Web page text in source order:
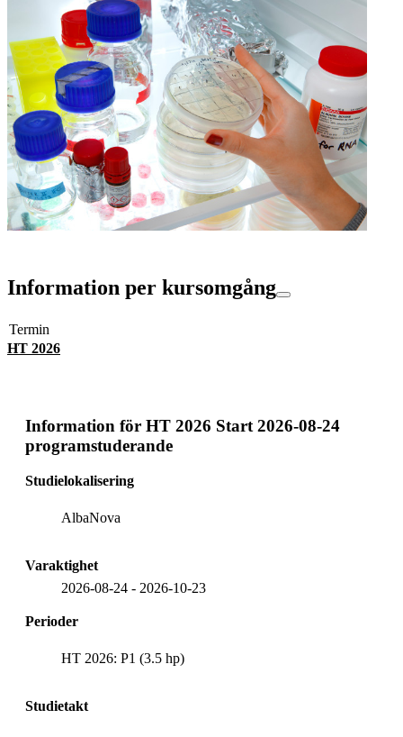
Information per kursomgång
Termin
HT 2026
Information för HT 2026 Start 2026-08-24
programstuderande
Studielokalisering
AlbaNova
Varaktighet
2026-08-24 - 2026-10-23
Perioder
HT 2026: P1 (3.5 hp)
Studietakt